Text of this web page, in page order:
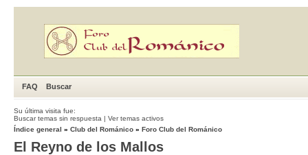
FAQ Buscar
Su última visita fue:
Buscar temas sin respuesta | Ver temas activos
Índice general » Club del Románico » Foro Club del Románico
El Reyno de los Mallos